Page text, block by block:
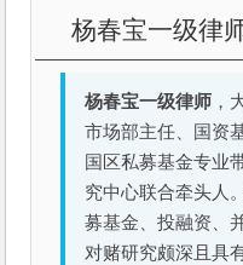
杨春宝一级律
杨春宝一级律师 ，
市场部主任、国资
国区私募基金专业
究中心联合牵头人
募基金、投融资、
对赌研究颇深且具